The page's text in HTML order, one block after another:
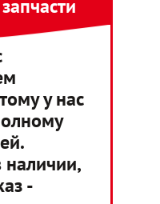
у нас
-